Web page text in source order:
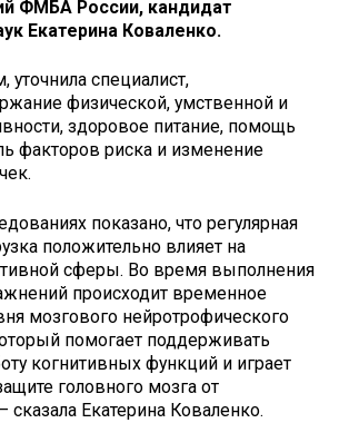
ФМБА России, кандидат
Екатерина Коваленко.
уточнила специалист,
физической, умственной и
здоровое питание, помощь
факторов риска и изменение
показано, что регулярная
положительно влияет на
сферы. Во время выполнения
происходит временное
мозгового нейротрофического
помогает поддерживать
когнитивных функций и играет
головного мозга от
Екатерина Коваленко.